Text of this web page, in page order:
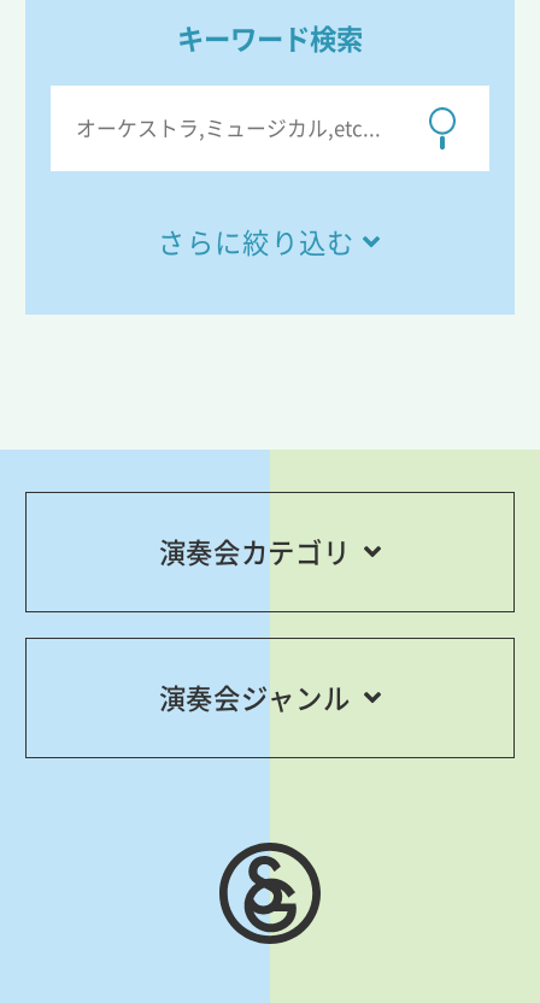
キーワード検索
さらに絞り込む
演奏会カテゴリ
演奏会ジャンル